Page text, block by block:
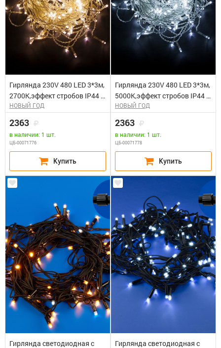
Гирлянда 230V 480 LED 3*3м,
2700K,эффект стробов IP44 ,
сетевой шнур 3м в комплекте,
CL24
НОВЫЙ ГОД
2363
в наличии: 1 шт.
ЦБ-00071776
Гирлянда 230V 480 LED 3*3м,
5000K,эффект стробов IP44 ,
сетевой шнур 3м в комплекте,
CL24
НОВЫЙ ГОД
2363
в наличии: 1 шт.
ЦБ-00071778
Гирлянда светодиодная с
Гирлянда светодиодная с